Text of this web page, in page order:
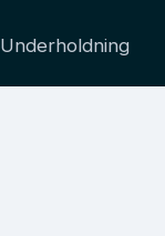
Underholdning